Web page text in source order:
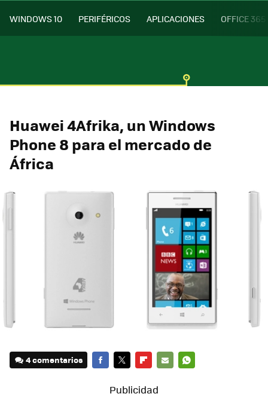
WINDOWS 10 PERIFÉRICOS APLICACIONES OFFICE 365
Huawei 4Afrika, un Windows
Phone 8 para el mercado de
África
4 comentarios
MAIL